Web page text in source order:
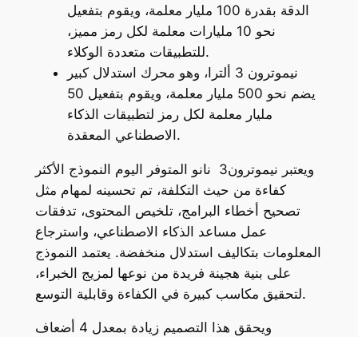
الدقة بقدرة 100 مليار معلمة، ويقوم بتفعيل
نحو 10 مليارات معلمة لكل رمز مميز،
للتطبيقات متعددة الوكلاء.
نيموترون 3 ألترا، وهو محرك استدلال كبير
يضم نحو 500 مليار معلمة، ويقوم بتفعيل 50
مليار معلمة لكل رمز لتطبيقات الذكاء
الاصطناعي المعقدة.
ويعتبر نيموترون3 نانو المتوفر اليوم النموذج الأكثر
كفاءة من حيث التكلفة، تم تحسينه لمهام مثل
تصحيح أخطاء البرامج، تلخيص المحتوى، تدفقات
عمل مساعد الذكاء الاصطناعي، واسترجاع
المعلومات بتكاليف استدلال منخفضة. يعتمد النموذج
على بنية هجينة فريدة من نوعها لمزيج الخبراء،
لتحقيق مكاسب كبيرة في الكفاءة وقابلية التوسع.
ويحقق هذا التصميم زيادة بمعدل 4 أضعاف